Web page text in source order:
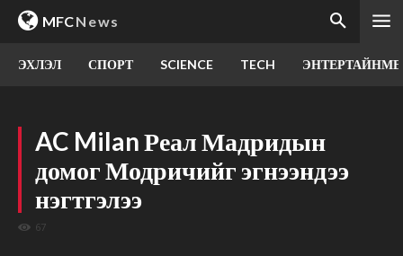
MFCNews
ЭХЛЭЛ СПОРТ SCIENCE TECH
AC Milan Реал Мадридын
домог Модричийг эгнээндээ
нэгтгэлээ
67